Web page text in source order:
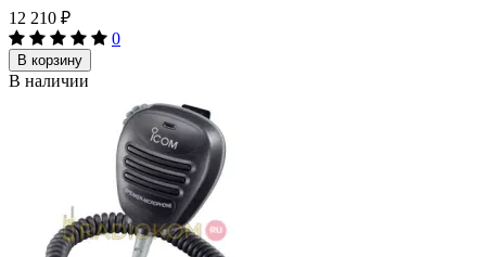
12 210 ₽
0
В корзину
В наличии